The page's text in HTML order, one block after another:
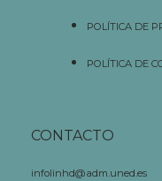
POLÍTICA DE
POLÍTICA DE
CONTACTO
infolinhd@adm.uned.es